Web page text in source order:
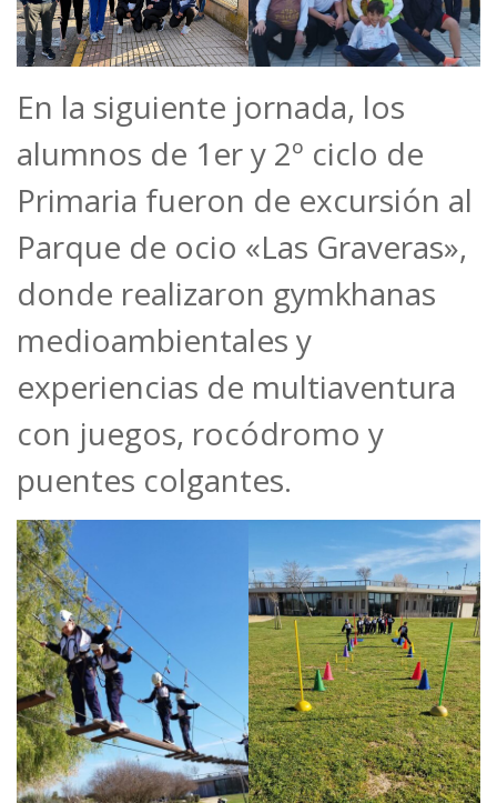
En la siguiente jornada, los
alumnos de 1er y 2º ciclo de
Primaria fueron de excursión al
Parque de ocio «Las Graveras»,
donde realizaron gymkhanas
medioambientales y
experiencias de multiaventura
con juegos, rocódromo y
puentes colgantes.